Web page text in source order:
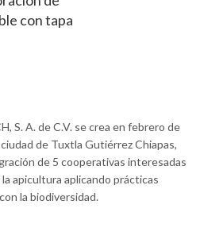
con tapa
S. A. de C.V. se crea en febrero de
de Tuxtla Gutiérrez Chiapas,
de 5 cooperativas interesadas
apicultura aplicando prácticas
la biodiversidad.